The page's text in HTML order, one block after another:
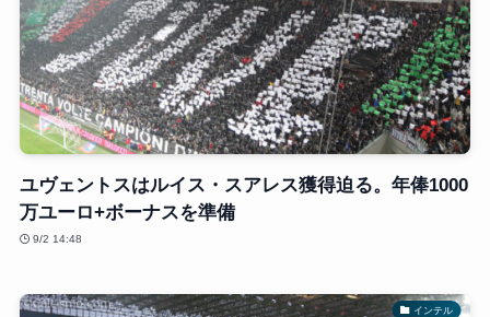
ユヴェントスはルイス・スアレス獲得迫る。年俸1000
万ユーロ+ボーナスを準備
9/2 14:48
インテル